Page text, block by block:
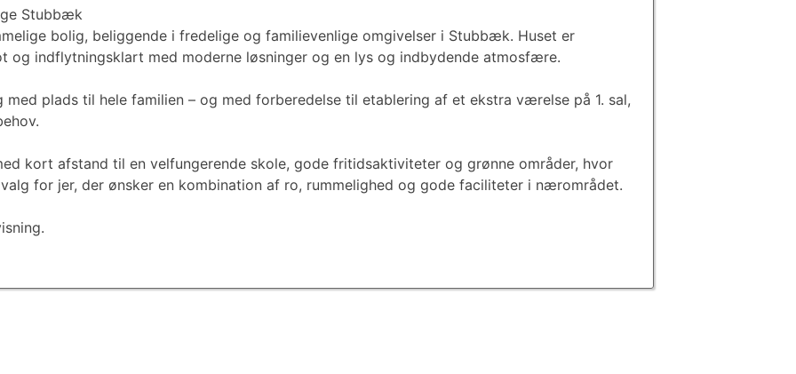
Stubbæk
bolig, beliggende i fredelige og familievenlige omgivelser i Stubbæk. Huset er
og indflytningsklart med moderne løsninger og en lys og indbydende atmosfære.
med plads til hele familien – og med forberedelse til etablering af et ekstra værelse på 1. sal,
kort afstand til en velfungerende skole, gode fritidsaktiviteter og grønne områder, hvor
for jer, der ønsker en kombination af ro, rummelighed og gode faciliteter i nærområdet.